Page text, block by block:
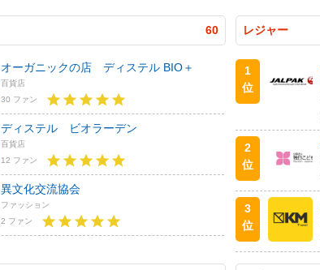
60
オーガニックの店 ディステル BIO＋
百貨店
30 ファン
ディステル ビオラーデン
百貨店
12 ファン
異文化交流協会
ファッション
2 ファン
レジャー
1
位
2
位
3
位